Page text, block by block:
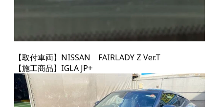
【取付車両】NISSAN FAIRLADY ZVer.T
【施工商品】IGLA JP+